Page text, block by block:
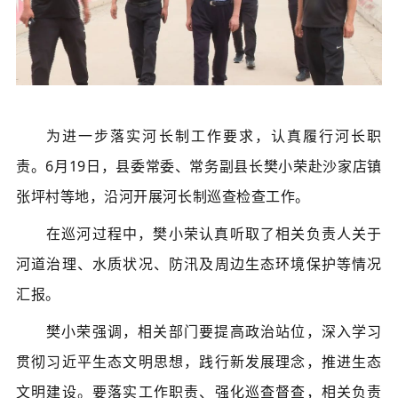
为进一步落实河长制工作要求，认真履行河长职
责。6月19日，县委常委、常务副县长樊小荣赴沙家店镇
张坪村等地，沿河开展河长制巡查检查工作。
在巡河过程中，樊小荣认真听取了相关负责人关于
河道治理、水质状况、防汛及周边生态环境保护等情况
汇报。
樊小荣强调，相关部门要提高政治站位，深入学习
贯彻习近平生态文明思想，践行新发展理念，推进生态
文明建设。要落实工作职责、强化巡查督查，相关负责